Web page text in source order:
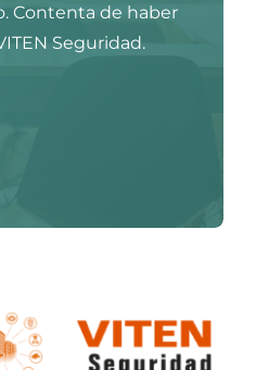
Contenta de haber
Seguridad.